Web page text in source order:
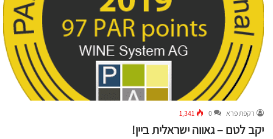
רקפת פרא 0
1,341
יקב לטם – גאווה ישראלית ביין!